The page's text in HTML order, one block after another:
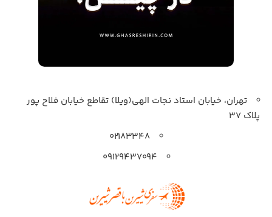
تهران، خیابان استاد نجات الهی(ویلا) تقاطع خیابان فلاح پور
پلاک 37
۰۲۱۸۳۳۴۸
۰۹۱۲۹۴۳۷۰۹۴